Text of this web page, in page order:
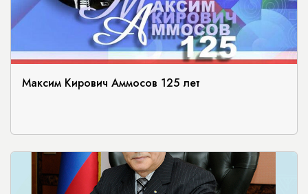
Максим Кирович Аммосов 125 лет